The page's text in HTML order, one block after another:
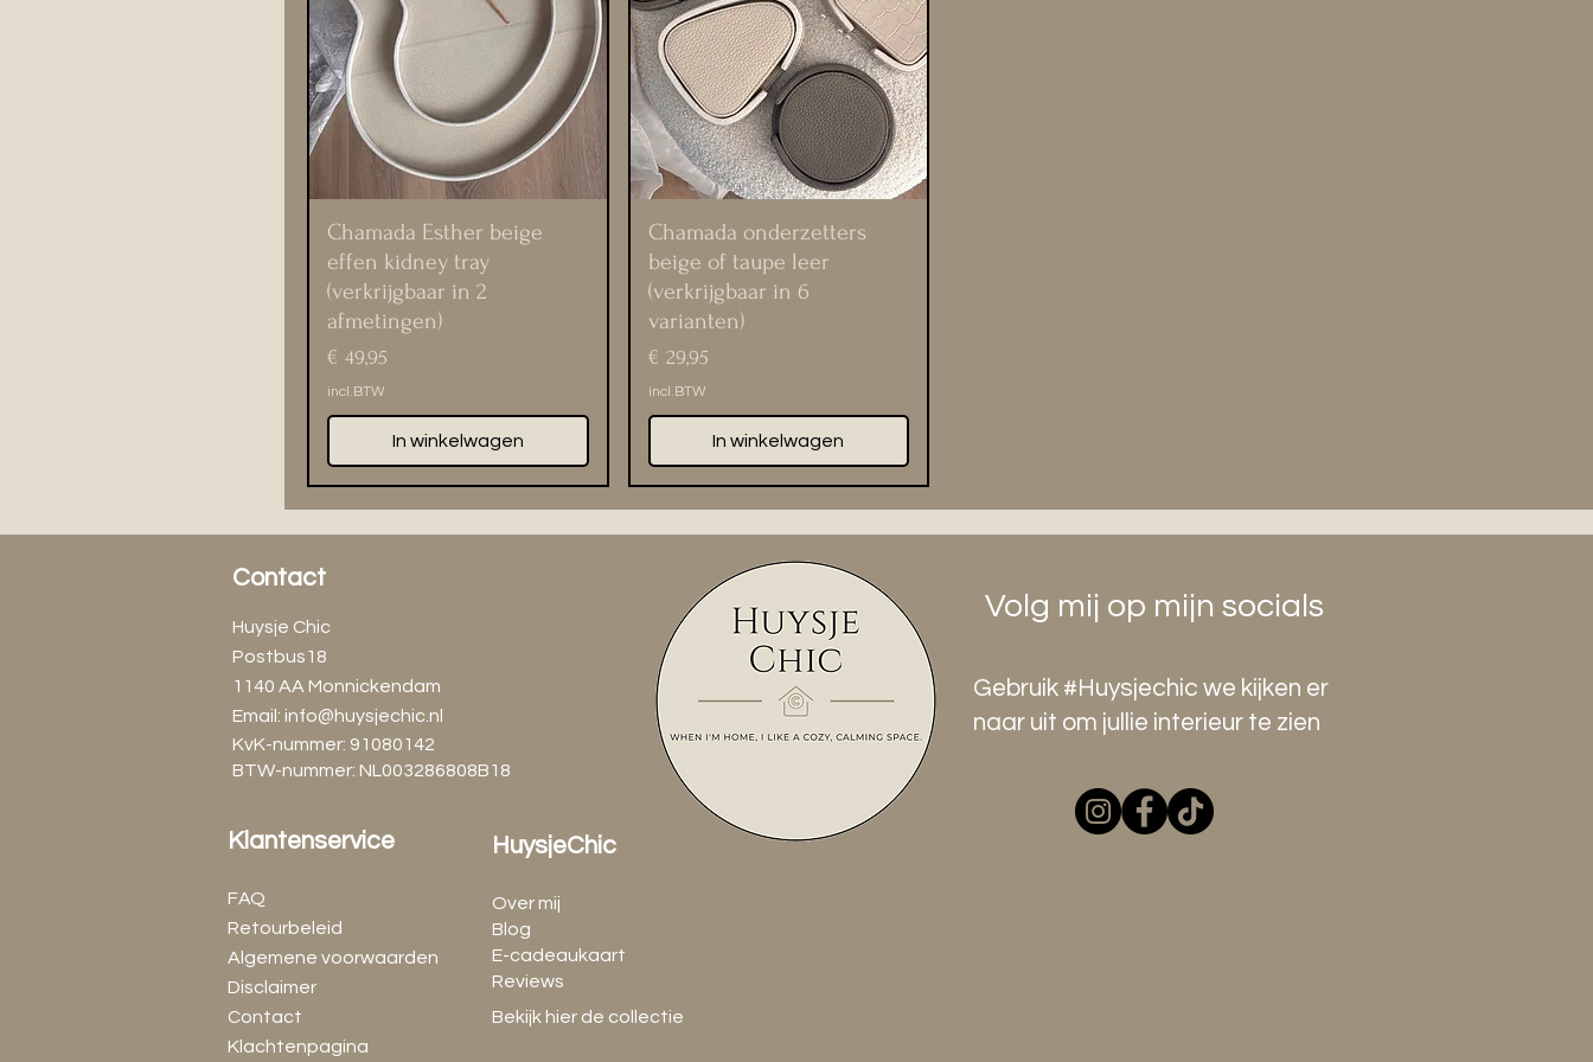
Chamada Esther beige
effen kidney tray
(verkrijgbaar in 2
afmetingen)
Prijs
€ 49,95
incl.BTW
In winkelwagen
Chamada onderzetters
beige of taupe leer
(verkrijgbaar in 6
varianten)
Prijs
€ 29,95
incl.BTW
In winkelwagen
Contact
Huysje Chic
Postbus18
1140 AA Monnickendam
Email: info@huysjechic.nl
KvK-nummer: 91080142
BTW-nummer: NL003286808B18
Klantenservice HuysjeChic
FAQ
Retourbeleid
Algemene voorwaarden
Disclaimer
Contact
Klachtenpagina
Over mij
Blog
E-cadeaukaart
Reviews
Bekijk hier de collectie
Volg mij op mijn socials
Gebruik #Huysjechic we kijken er
naar uit om jullie interieur te zien